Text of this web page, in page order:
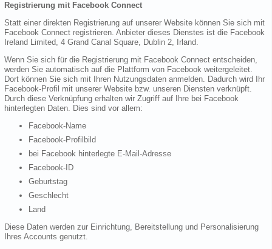
Registrierung mit Facebook Connect
Statt einer direkten Registrierung auf unserer Website können Sie sich mit
Facebook Connect registrieren. Anbieter dieses Dienstes ist die Facebook
Ireland Limited, 4 Grand Canal Square, Dublin 2, Irland.
Wenn Sie sich für die Registrierung mit Facebook Connect entscheiden,
werden Sie automatisch auf die Plattform von Facebook weitergeleitet.
Dort können Sie sich mit Ihren Nutzungsdaten anmelden. Dadurch wird Ihr
Facebook-Profil mit unserer Website bzw. unseren Diensten verknüpft.
Durch diese Verknüpfung erhalten wir Zugriff auf Ihre bei Facebook
hinterlegten Daten. Dies sind vor allem:
Facebook-Name
Facebook-Profilbild
bei Facebook hinterlegte E-Mail-Adresse
Facebook-ID
Geburtstag
Geschlecht
Land
Diese Daten werden zur Einrichtung, Bereitstellung und Personalisierung
Ihres Accounts genutzt.